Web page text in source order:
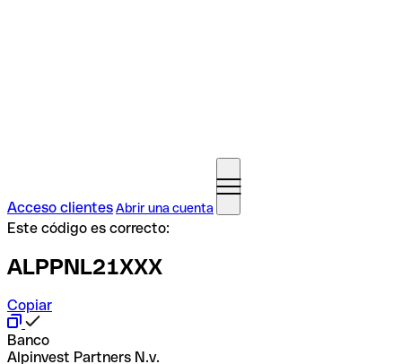
Acceso clientesAbrir una cuenta
Este código es correcto:
ALPPNL21XXX
Copiar
Banco
Alpinvest Partners N.v.